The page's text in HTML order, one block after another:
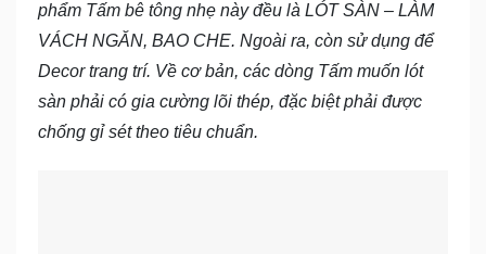
phẩm Tấm bê tông nhẹ này đều là LÓT SÀN – LÀM
VÁCH NGĂN, BAO CHE. Ngoài ra, còn sử dụng để
Decor trang trí. Về cơ bản, các dòng Tấm muốn lót
sàn phải có gia cường lõi thép, đặc biệt phải được
chống gỉ sét theo tiêu chuẩn.